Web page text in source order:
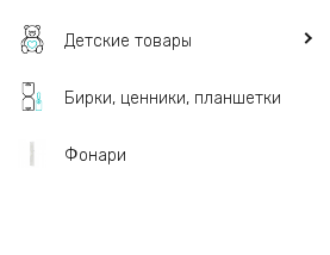
Детские товары
Бирки, ценники, планшетки
Фонари